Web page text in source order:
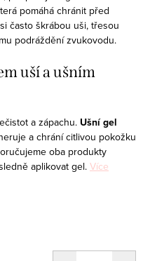
pomáhá chránit před
často škrábou uši, třesou
podráždění zvukovodu.
uší a ušním
a zápachu. Ušní gel
a chrání citlivou pokožku
oba produkty
aplikovat gel. Více